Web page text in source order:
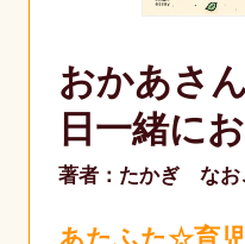
おかあさ
日一緒に
著者：たかぎ なお